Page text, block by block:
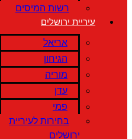
רשות המיסים
עיריית ירושלים
אריאל
הגיחון
מוריה
עדן
פמי
בחירות לעיריית
ירושלים